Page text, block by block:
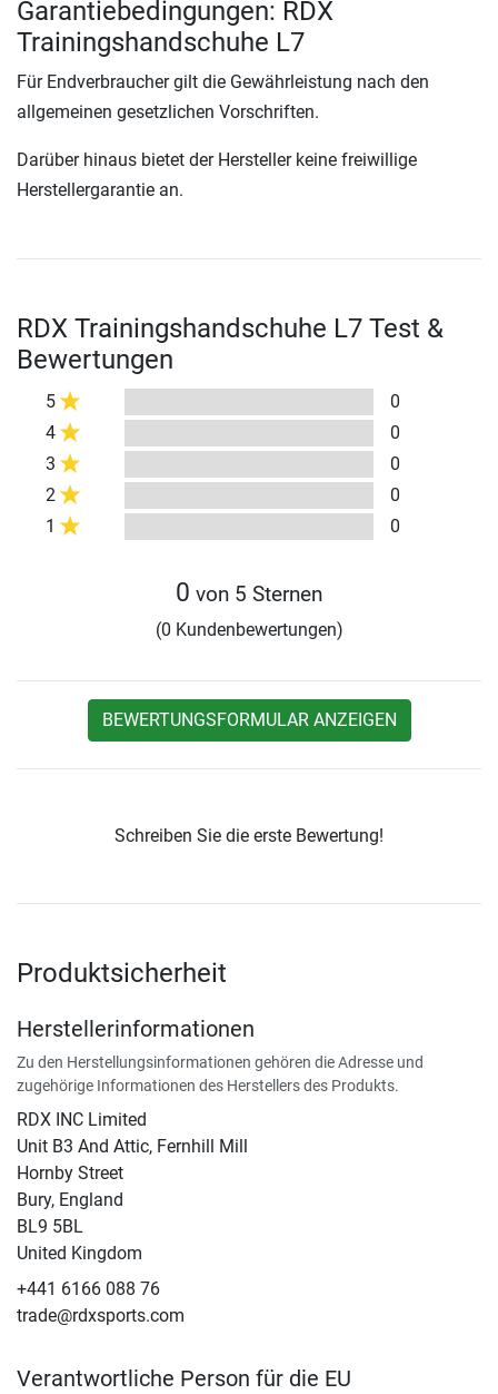
Garantiebedingungen: RDX
Trainingshandschuhe L7
Für Endverbraucher gilt die Gewährleistung nach den
allgemeinen gesetzlichen Vorschriften.
Darüber hinaus bietet der Hersteller keine freiwillige
Herstellergarantie an.
RDX Trainingshandschuhe L7 Test &
Bewertungen
5
0
4
0
3
0
2
0
1
0
0 von 5 Sternen
(0 Kundenbewertungen)
BEWERTUNGSFORMULAR ANZEIGEN
Schreiben Sie die erste Bewertung!
Produktsicherheit
Herstellerinformationen
Zu den Herstellungsinformationen gehören die Adresse und
zugehörige Informationen des Herstellers des Produkts.
RDX INC Limited
Unit B3 And Attic, Fernhill Mill
Hornby Street
Bury, England
BL9 5BL
United Kingdom
+441 6166 088 76
trade@rdxsports.com
Verantwortliche Person für die EU